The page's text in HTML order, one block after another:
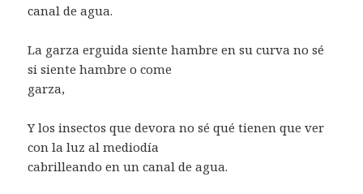
canal de agua.
La garza erguida siente hambre en su curva no sé
si siente hambre o come
garza,
Y los insectos que devora no sé qué tienen que ver
con la luz al mediodía
cabrilleando en un canal de agua.